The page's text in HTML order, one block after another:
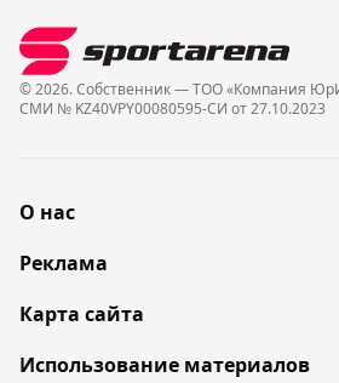
© 2026. Собственник — ТОО «Компания
СМИ № KZ40VPY00080595-СИ от 27.10.2023
О нас
Реклама
Карта сайта
Использование материалов